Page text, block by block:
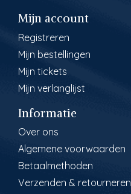
Mijn account
Registreren
Mijn bestellingen
Mijn tickets
Mijn verlanglijst
Informatie
Over ons
Algemene voorwaarden
Betaalmethoden
Verzenden & retourneren